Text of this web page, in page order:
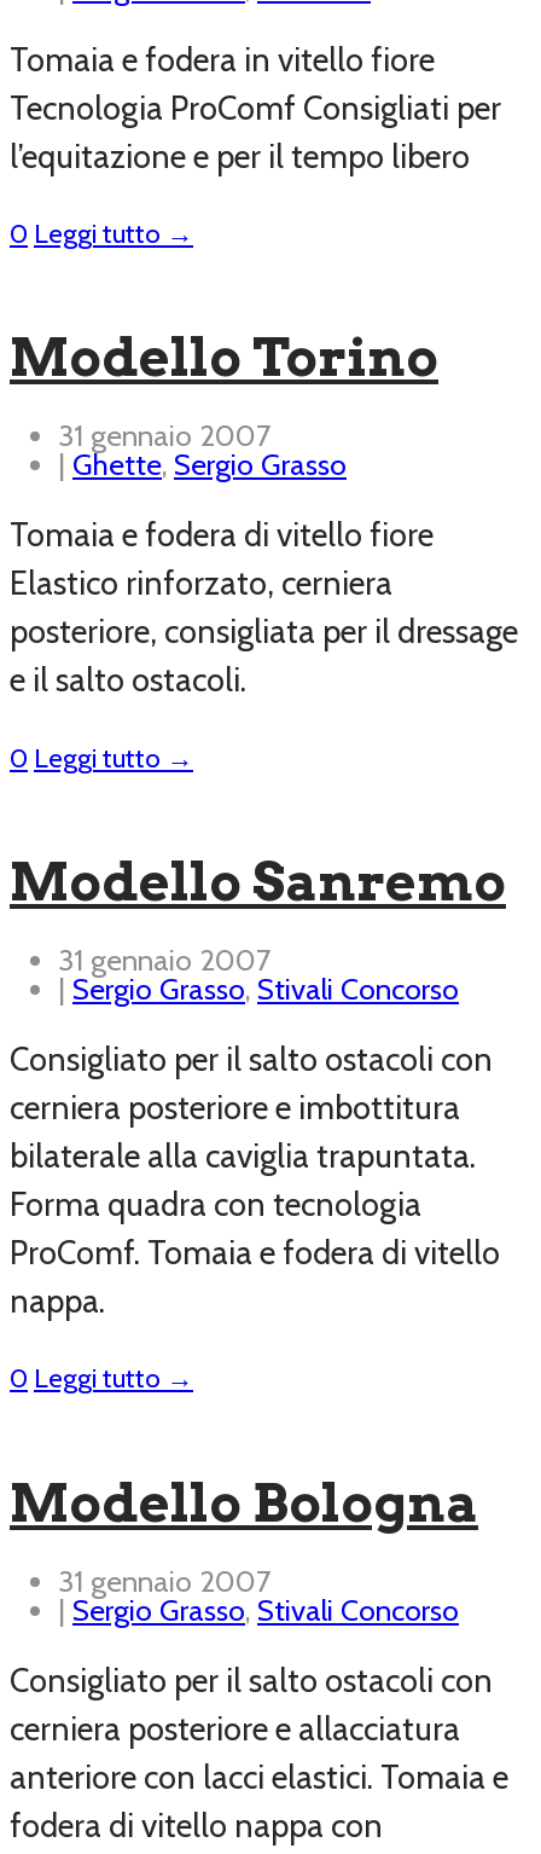
Tomaia e fodera in vitello fiore
Tecnologia ProComf Consigliati per
l’equitazione e per il tempo libero
0 Leggi tutto →
Modello Torino
31 gennaio 2007
| Ghette, Sergio Grasso
Tomaia e fodera di vitello fiore
Elastico rinforzato, cerniera
posteriore, consigliata per il dressage
e il salto ostacoli.
0 Leggi tutto →
Modello Sanremo
31 gennaio 2007
| Sergio Grasso, Stivali Concorso
Consigliato per il salto ostacoli con
cerniera posteriore e imbottitura
bilaterale alla caviglia trapuntata.
Forma quadra con tecnologia
ProComf. Tomaia e fodera di vitello
nappa.
0 Leggi tutto →
Modello Bologna
31 gennaio 2007
| Sergio Grasso, Stivali Concorso
Consigliato per il salto ostacoli con
cerniera posteriore e allacciatura
anteriore con lacci elastici. Tomaia e
fodera di vitello nappa con